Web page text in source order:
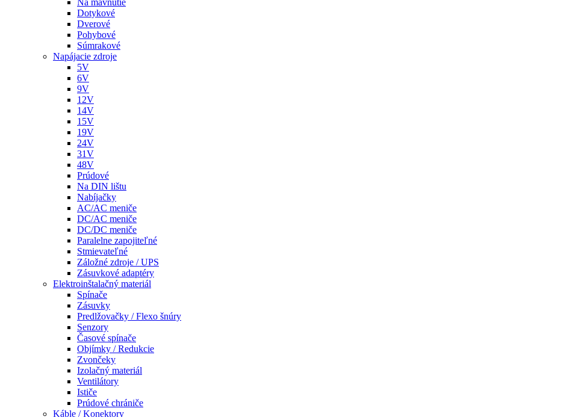
Na mávnutie
Dotykové
Dverové
Pohybové
Súmrakové
Napájacie zdroje
5V
6V
9V
12V
14V
15V
19V
24V
31V
48V
Prúdové
Na DIN lištu
Nabíjačky
AC/AC meniče
DC/AC meniče
DC/DC meniče
Paralelne zapojiteľné
Stmievateľné
Záložné zdroje / UPS
Zásuvkové adaptéry
Elektroinštalačný materiál
Spínače
Zásuvky
Predlžovačky / Flexo šnúry
Senzory
Časové spínače
Objímky / Redukcie
Zvončeky
Izolačný materiál
Ventilátory
Ističe
Prúdové chrániče
Káble / Konektory